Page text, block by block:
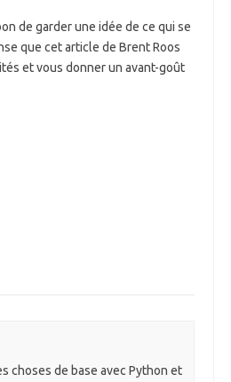
de garder une idée de ce qui se
que cet article de Brent Roos
et vous donner un avant-goût
choses de base avec Python et